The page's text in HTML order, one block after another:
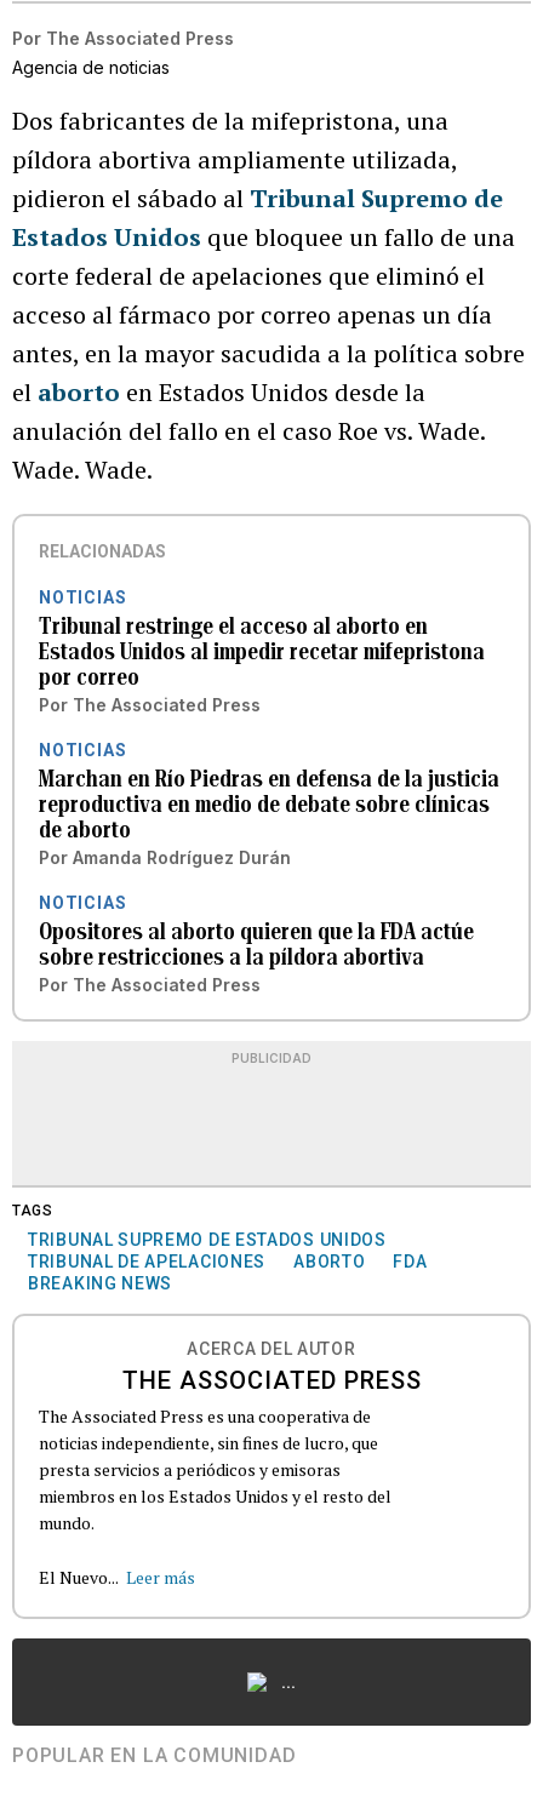
Por The Associated Press
Agencia de noticias
Dos fabricantes de la mifepristona, una
píldora abortiva ampliamente utilizada,
pidieron el sábado al Tribunal Supremo de
Estados Unidos que bloquee un fallo de una
corte federal de apelaciones que eliminó el
acceso al fármaco por correo apenas un día
antes, en la mayor sacudida a la política sobre
el aborto en Estados Unidos desde la
anulación del fallo en el caso Roe vs. Wade.
Wade. Wade.
RELACIONADAS
NOTICIAS
Tribunal restringe el acceso al aborto en
Estados Unidos al impedir recetar mifepristona
por correo
Por The Associated Press
NOTICIAS
Marchan en Río Piedras en defensa de la justicia
reproductiva en medio de debate sobre clínicas
de aborto
Por Amanda Rodríguez Durán
NOTICIAS
Opositores al aborto quieren que la FDA actúe
sobre restricciones a la píldora abortiva
Por The Associated Press
PUBLICIDAD
TAGS
TRIBUNAL SUPREMO DE ESTADOS UNIDOS
TRIBUNAL DE APELACIONES
ABORTO
FDA
BREAKING NEWS
ACERCA DEL AUTOR
THE ASSOCIATED PRESS
The Associated Press es una cooperativa de
noticias independiente, sin fines de lucro, que
presta servicios a periódicos y emisoras
miembros en los Estados Unidos y el resto del
mundo.
El Nuevo... Leer más
...
POPULAR EN LA COMUNIDAD